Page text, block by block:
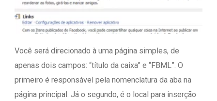
Você será direcionado à uma página simples, de
apenas dois campos: “título da caixa” e “FBML”. O
primeiro é responsável pela nomenclatura da aba na
página principal. Já o segundo, é o local para inserção